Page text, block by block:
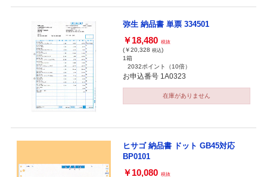
弥生 納品書 単票 334501
￥18,480 税抜
(￥20,328 税込)
1箱
2032ポイント
（10倍）
お申込番号 1A0323
在庫がありません
ヒサゴ 納品書 ドット GB45対応
BP0101
￥10,080 税抜